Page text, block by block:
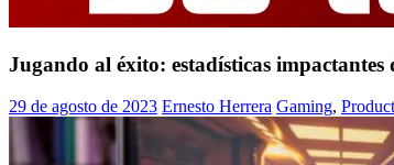
Jugando al éxito: estadísticas impactantes
29 de agosto de 2023 Ernesto Herrera Gaming,